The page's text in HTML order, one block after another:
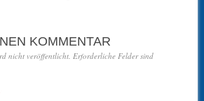
KOMMENTAR
nicht veröffentlicht. Erforderliche Felder sind